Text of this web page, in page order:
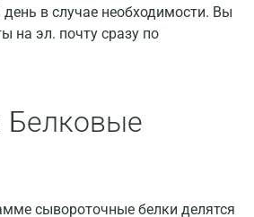
в случае необходимости. Вы
на эл. почту сразу по
Белковые
сывороточные белки делятся